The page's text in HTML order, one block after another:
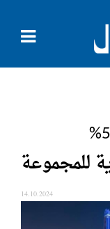
للمجموعة
14.10.2024